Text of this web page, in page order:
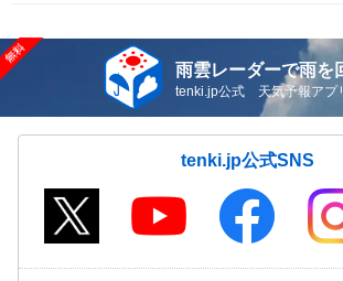
雨雲レーダーで雨を
tenki.jp公式 天気予報アプ
tenki.jp公式SNS